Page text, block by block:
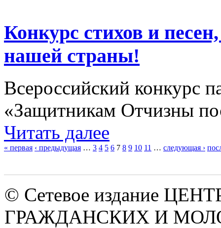
Конкурс стихов и
нашей страны!
Всероссийский конкурс
«Защитникам Отчизны
Читать далее
« первая ‹ предыдущая … 3 4 5 6 7 8 9 10 11 … следующая ›
© Сетевое издание
ГРАЖДАНСКИХ И